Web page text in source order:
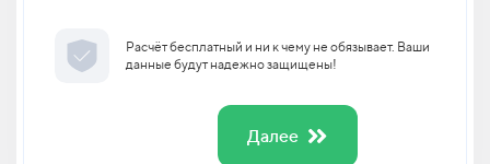
Расчёт бесплатный и ни к чему не обязывает. Ваши
данные будут надежно защищены!
Далее